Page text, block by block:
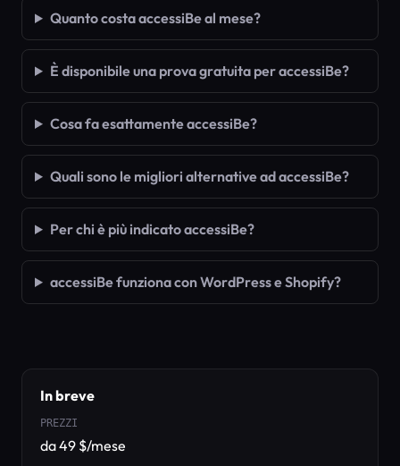
Quanto costa accessiBe al mese?
È disponibile una prova gratuita per accessiBe?
Cosa fa esattamente accessiBe?
Quali sono le migliori alternative ad accessiBe?
Per chi è più indicato accessiBe?
accessiBe funziona con WordPress e Shopify?
In breve
PREZZI
da 49 $/mese